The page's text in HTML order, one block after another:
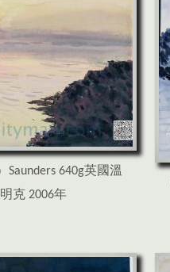
640g英國溫
克 2006年